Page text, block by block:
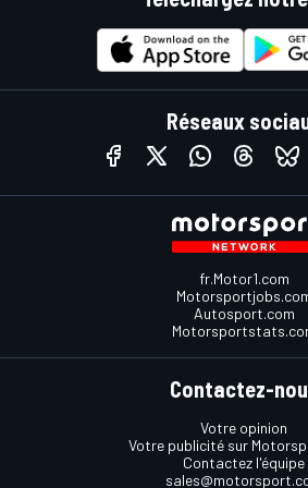
Réseaux
fr.Motor1.com
Autosport.com
Contactez-
Votre opinion
Votre publicité sur
Contactez l'équipe